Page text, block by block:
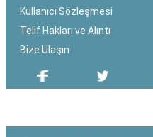
Kullanıcı Sözleşmesi
Telif Hakları ve Alıntı
Bize Ulaşın